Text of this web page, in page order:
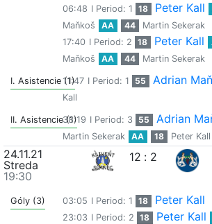
06:48 I Period: 1 18 Peter Kall
Maňkoš
AA 44
Martin Sekerak
17:40 I Period: 2 18 Peter Kall
Maňkoš
AA 44 Martin Sekerak
I. Asistencie (1)
11:47 I Period: 1 55 Adrian
Kall
II. Asistencie (1)
38:19 I Period: 3 55 Adrian
Martin Sekerak
AA 18 Peter Kall
24.11.21
Streda
19:30
12 : 2
Góly (3) 03:05 I Period: 1 18 Peter Kall
23:03 I Period: 2 18 Peter Kall